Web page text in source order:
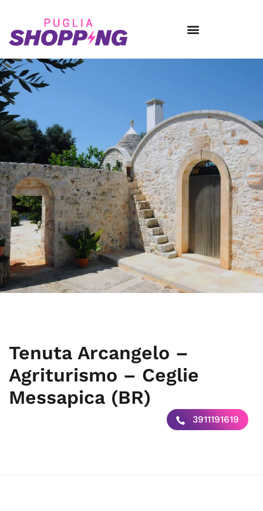
Tenuta Arcangelo –
Agriturismo – Ceglie
Messapica (BR)
3911191619